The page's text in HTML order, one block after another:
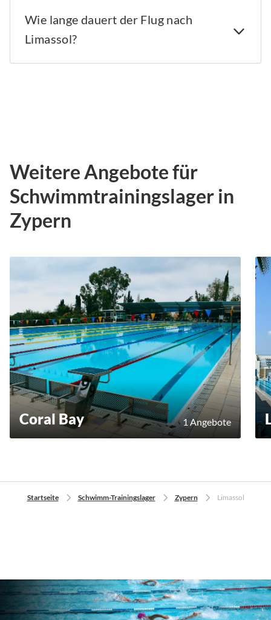
Wie lange dauert der Flug nach
Limassol?
Weitere Angebote für
Schwimmtrainingslager in
Zypern
Coral Bay 1 Angebote
Startseite Schwimm-Trainingslager Zypern Limassol